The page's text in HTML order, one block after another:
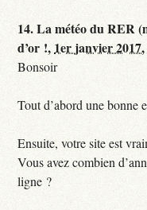
14.La météo du RER
d’or !, 1er janvier
Bonsoir
Tout d’abord une bonne
Ensuite, votre site est
Vous avez combien
ligne ?